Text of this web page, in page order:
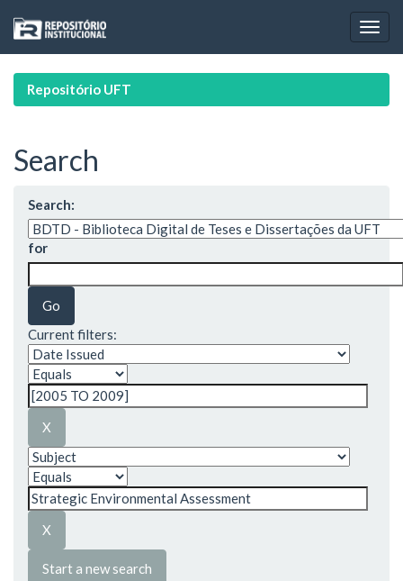
navigation
Repositório UFT
Search
Search:
for
Current filters:
Start a new search